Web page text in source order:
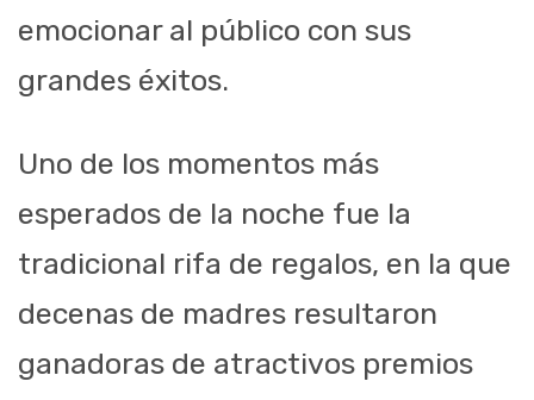
emocionar al público con sus
grandes éxitos.
Uno de los momentos más
esperados de la noche fue la
tradicional rifa de regalos, en la que
decenas de madres resultaron
ganadoras de atractivos premios